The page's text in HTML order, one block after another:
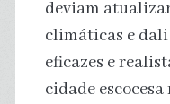
deviam
climáticas e
eficazes e
cidade